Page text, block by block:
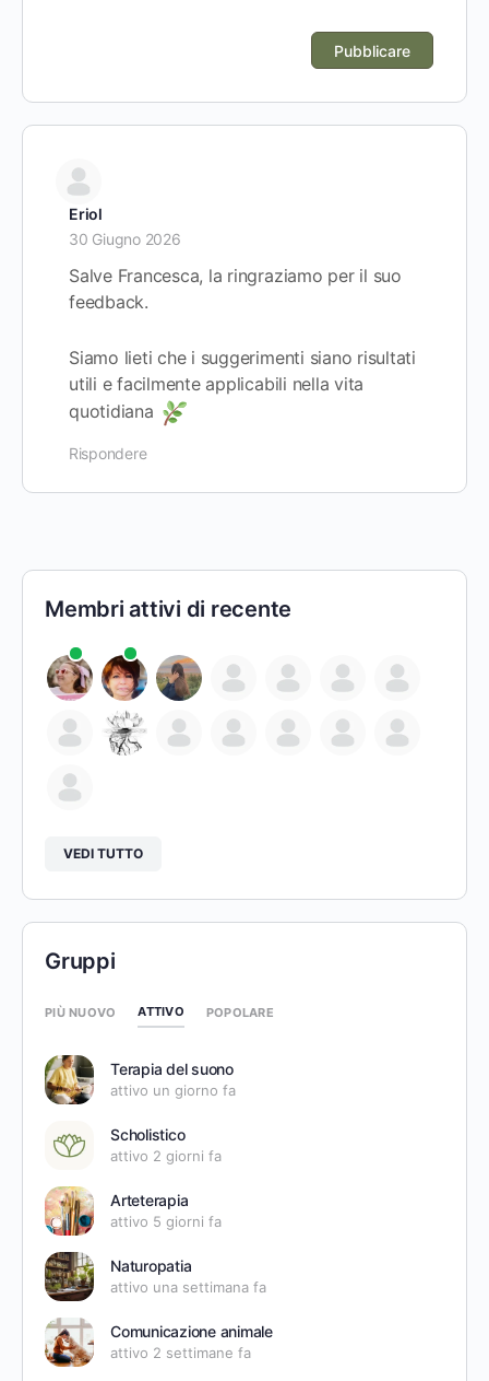
Eriol
30 Giugno 2026
Salve Francesca, la ringraziamo per il suo
feedback.
Siamo lieti che i suggerimenti siano risultati
utili e facilmente applicabili nella vita
quotidiana
Rispondere
Membri attivi di recente
VEDI TUTTO
Gruppi
PIÙ NUOVO ATTIVO POPOLARE
Terapia del suono
attivo un giorno fa
Scholistico
attivo 2 giorni fa
Arteterapia
attivo 5 giorni fa
Naturopatia
attivo una settimana fa
Comunicazione animale
attivo 2 settimane fa